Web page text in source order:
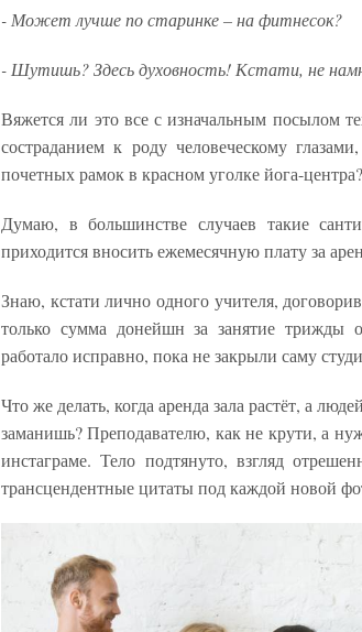
- Может лучше по старинке – на фитнесок?
- Шутишь? Здесь духовность! Кстати, не
Вяжется ли это все с изначальным посылом
состраданием к роду человеческому
почетных рамок в красном уголке йога-центра?
Думаю, в большинстве случаев такие
приходится вносить ежемесячную плату за
Знаю, кстати лично одного учителя,
только сумма донейшн за занятие трижды
работало исправно, пока не закрыли саму
Что же делать, когда аренда зала растёт, а
заманишь? Преподавателю, как не крути, а
инстаграме. Тело подтянуто, взгляд
трансцендентные цитаты под каждой новой